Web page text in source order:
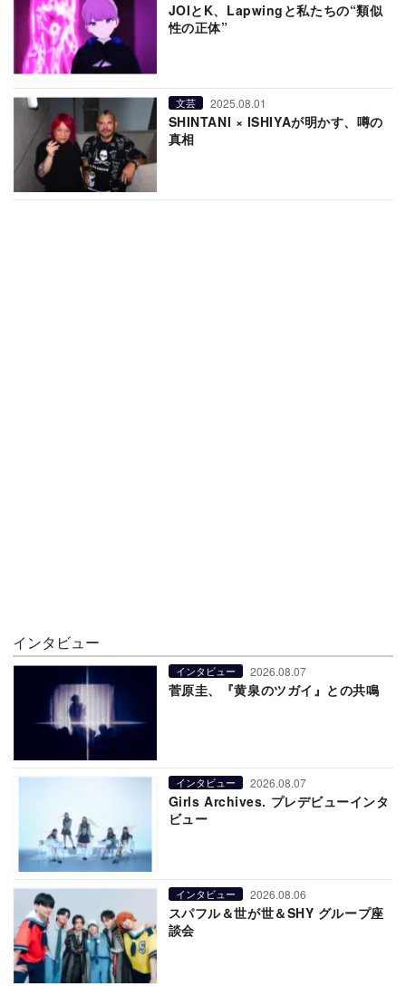
JOIとK、Lapwingと私たちの“類似
性の正体”
文芸 2025.08.01
SHINTANI × ISHIYAが明かす、噂の
真相
インタビュー
インタビュー 2026.08.07
菅原圭、『黄泉のツガイ』との共鳴
インタビュー 2026.08.07
Girls Archives. プレデビューインタ
ビュー
インタビュー 2026.08.06
スパフル＆世が世＆SHY グループ座
談会